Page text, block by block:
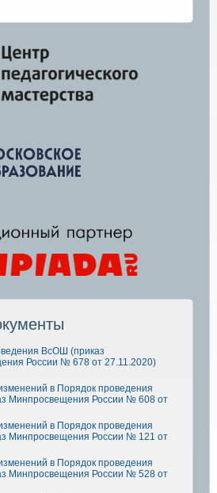
ВсОШ (приказ
России № 678 от 27.11.2020)
в Порядок проведения
Минпросвещения России № 608 от
в Порядок проведения
Минпросвещения России № 121 от
в Порядок проведения
Минпросвещения России № 528 от